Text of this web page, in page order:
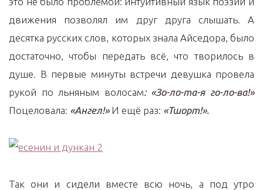
движения позволял им друг друга слышать. А
десятка русских слов, которых знала Айседора, было
достаточно, чтобы передать всё, что творилось в
душе. В первые минуты встречи девушка провела
рукой по льняным волосам: «Зо-ло-та-я го-ло-ва!»
Поцеловала: «Ангел!»И ещё раз: «Тшорт!».
Так они и сидели вместе всю ночь, а под утро